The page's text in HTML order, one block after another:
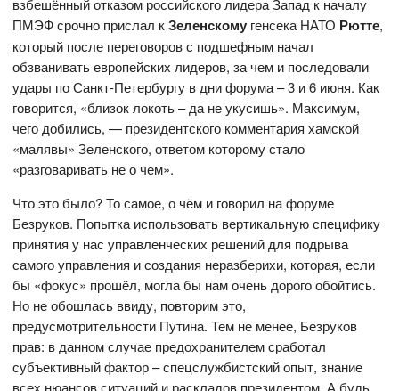
ПМЭФ срочно прислал кЗеленскому генсека НАТО Рютте,
который после переговоров с подшефным начал
обзванивать европейских лидеров, за чем и последовали
удары по Санкт-Петербургу в дни форума – 3 и 6 июня. Как
говорится, «близок локоть – да не укусишь». Максимум,
чего добились, — президентского комментария хамской
«малявы» Зеленского, ответом которому стало
«разговаривать не о чем».
Что это было? То самое, о чём и говорил на форуме
Безруков. Попытка использовать вертикальную специфику
принятия у нас управленческих решений для подрыва
самого управления и создания неразберихи, которая, если
бы «фокус» прошёл, могла бы нам очень дорого обойтись.
Но не обошлась ввиду, повторим это,
предусмотрительности Путина. Тем не менее, Безруков
прав: в данном случае предохранителем сработал
субъективный фактор – спецслужбистский опыт, знание
всех нюансов ситуаций и раскладов президентом. А будь